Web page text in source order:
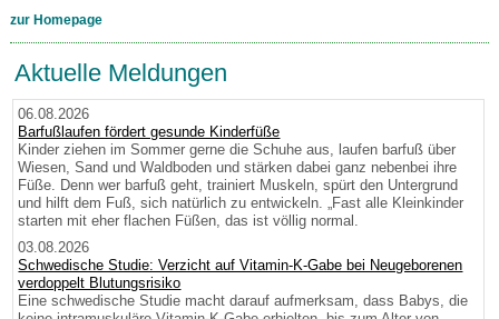
zur Homepage
Aktuelle Meldungen
06.08.2026
Barfußlaufen fördert gesunde Kinderfüße
Kinder ziehen im Sommer gerne die Schuhe aus, laufen barfuß über
Wiesen, Sand und Waldboden und stärken dabei ganz nebenbei ihre
Füße. Denn wer barfuß geht, trainiert Muskeln, spürt den Untergrund
und hilft dem Fuß, sich natürlich zu entwickeln. „Fast alle Kleinkinder
starten mit eher flachen Füßen, das ist völlig normal.
03.08.2026
Schwedische Studie: Verzicht auf Vitamin-K-Gabe bei Neugeborenen
verdoppelt Blutungsrisiko
Eine schwedische Studie macht darauf aufmerksam, dass Babys, die